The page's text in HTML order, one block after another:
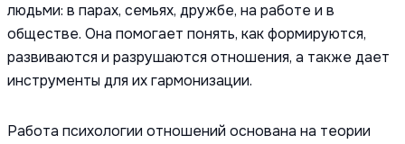
людьми: в парах, семьях, дружбе, на работе и в
обществе. Она помогает понять, как формируются,
развиваются и разрушаются отношения, а также дает
инструменты для их гармонизации.
Работа психологии отношений основана на теории